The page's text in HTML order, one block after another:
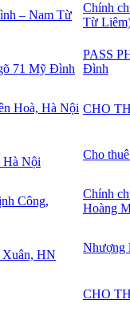
Chính
Từ
PASS
Đình
CHO
Cho
Chính
Hoàng
Nhượng
CHO